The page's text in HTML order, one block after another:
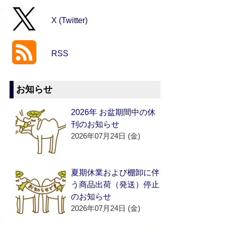
X (Twitter)
RSS
お知らせ
2026年 お盆期間中の休
刊のお知らせ
2026年07月24日 (金)
夏期休業および棚卸に伴
う商品出荷（発送）停止
のお知らせ
2026年07月24日 (金)